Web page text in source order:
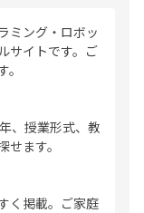
ミング・ロボッ
サイトです。ご
、授業形式、教
ます。
く掲載。ご家庭